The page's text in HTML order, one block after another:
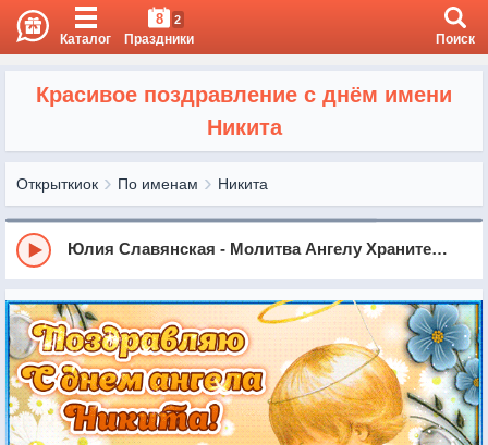
Каталог
8 2
Праздники Поиск
Красивое поздравление с днём имени
Никита
Открыткиок По именам Никита
Юлия Славянская - Молитва Ангелу Хранителю